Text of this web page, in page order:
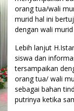
orang tua/wali
murid hal ini
dengan wali
Lebih lanjut
siswa dan
tersampaikan
orang tua/ wali
sebagai bahan
putrinya ketika